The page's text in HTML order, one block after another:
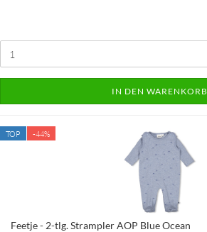
IN DEN WARENKORB
TOP -44%
Feetje - 2-tlg. Strampler AOP Blue Ocean